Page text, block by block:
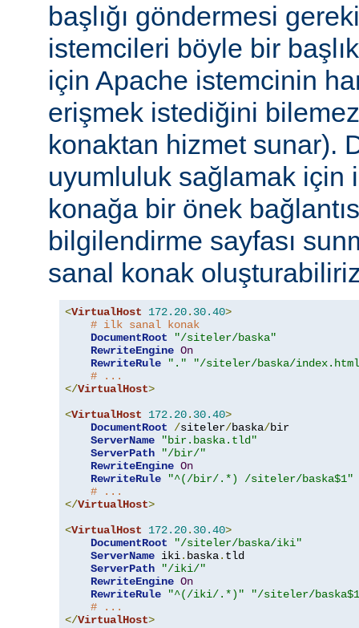
başlığı göndermesi
istemcileri böyle bir
için Apache istemcinin
erişmek istediğini
konaktan hizmet sunar).
uyumluluk sağlamak için
konağa bir önek
bilgilendirme sayfası
sanal konak
<VirtualHost 172.20. 30.40>
# ilk sanal konak
DocumentRoot
"/siteler/baska"
RewriteEngine On
RewriteRule
"."
"/siteler/baska/
# ...
</VirtualHost>
<VirtualHost 172.20. 30.40>
DocumentRoot
/siteler/baska/bir
ServerName
"bir.baska.tld"
ServerPath
"/bir/"
RewriteEngine On
RewriteRule
"^(/bir/.*) /siteler/baska$1"
# ...
</VirtualHost>
<VirtualHost 172.20. 30.40>
DocumentRoot
"/siteler/baska/iki"
ServerName iki. baska. tld
ServerPath
"/iki/"
RewriteEngine On
RewriteRule
"^(/iki/.*)"
"/siteler/
# ...
</VirtualHost>